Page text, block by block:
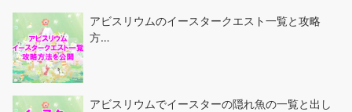
アビスリウムのイースタークエスト一覧と攻略
方…
アビスリウムでイースターの隠れ魚の一覧と出し